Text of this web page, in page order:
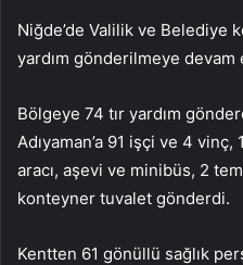
Niğde’de Valilik ve Belediye
yardım gönderilmeye devam
Bölgeye 74 tır yardım
Adıyaman’a 91 işçi ve 4
aracı, aşevi ve minibüs, 2
konteyner tuvalet gönderdi.
Kentten 61 gönüllü sağlık